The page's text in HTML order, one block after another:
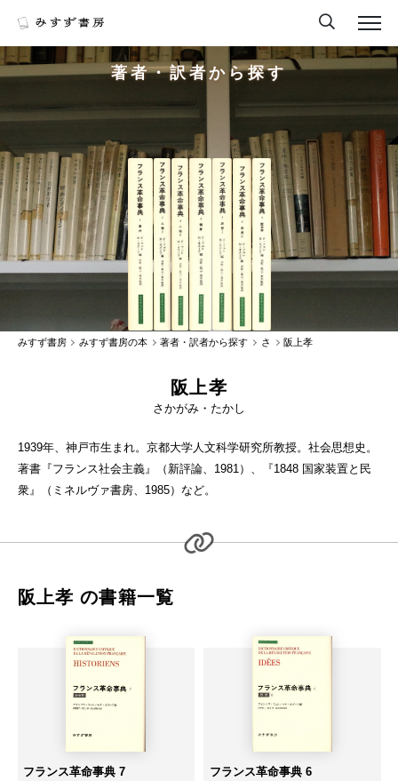
著者・訳者から探す
みすず書房 みすず書房の本 著者・訳者から探す さ 阪上孝
阪上孝
さかがみ・たかし
1939年、神戸市生まれ。京都大学人文科学研究所教授。社会思想史。
著書『フランス社会主義』（新評論、1981）、『1848 国家装置と民
衆』（ミネルヴァ書房、1985）など。
阪上孝 の書籍一覧
フランス革命事典 7 フランス革命事典 6